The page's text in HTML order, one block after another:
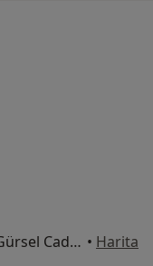
Fevzi Çakmak Mahallesi Cemal Gürsel Caddesi No:9, İstanbul • Harita